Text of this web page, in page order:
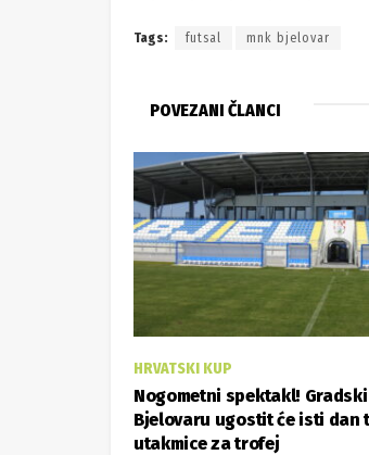
Tags: futsal mnk bjelovar
POVEZANI ČLANCI
HRVATSKI KUP
Nogometni spektakl!
Bjelovaru ugostit će isti dan
utakmice za trofej